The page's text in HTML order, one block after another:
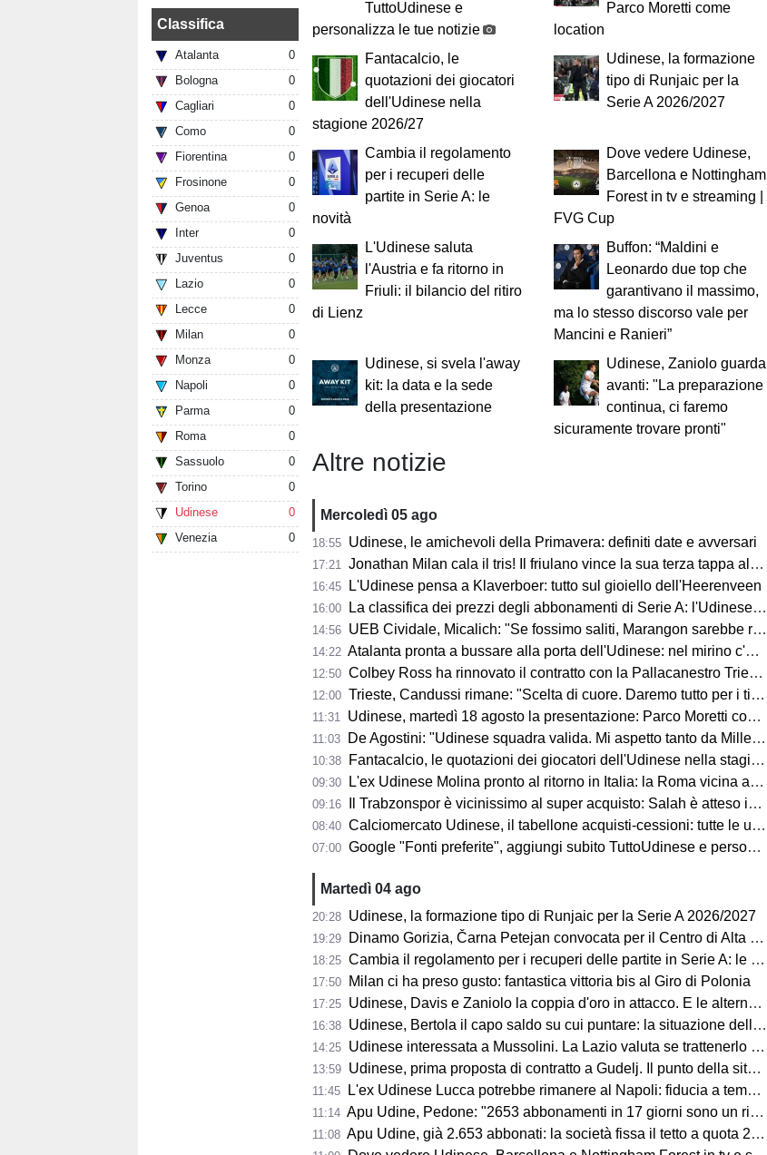
Classifica
Atalanta
0
Bologna
0
Cagliari
0
Como
0
Fiorentina
0
Frosinone
0
Genoa
0
Inter
0
Juventus
0
Lazio
0
Lecce
0
Milan
0
Monza
0
Napoli
0
Parma
0
Roma
0
Sassuolo
0
Torino
0
Udinese
0
Venezia
0
TuttoUdinese e
personalizza le tue notizie
Parco Moretti come
location
Fantacalcio, le
quotazioni dei giocatori
dell'Udinese nella
stagione 2026/27
Udinese, la formazione
tipo di Runjaic per la
Serie A 2026/2027
Cambia il regolamento
per i recuperi delle
partite in Serie A: le
novità
Dove vedere Udinese,
Barcellona e Nottingham
Forest in tv e streaming |
FVG Cup
L'Udinese saluta
l'Austria e fa ritorno in
Friuli: il bilancio del ritiro
di Lienz
Buffon: “Maldini e
Leonardo due top che
garantivano il massimo,
ma lo stesso discorso vale per
Mancini e Ranieri”
Udinese, si svela l'away
kit: la data e la sede
della presentazione
Udinese, Zaniolo guarda
avanti: "La preparazione
continua, ci faremo
sicuramente trovare pronti"
Altre notizie
Mercoledì 05 ago
18:55 Udinese, le amichevoli della Primavera: definiti date e avversari
17:21 Jonathan Milan cala il tris! Il friulano vince la sua terza tappa al Tour de Pologne
16:45 L'Udinese pensa a Klaverboer: tutto sul gioiello dell'Heerenveen
16:00 La classifica dei prezzi degli abbonamenti di Serie A: l'Udinese vanta un primato
14:56 UEB Cividale, Micalich: "Se fossimo saliti, Marangon sarebbe rimasto e avrei fatto giocare gli italiani"
14:22 Atalanta pronta a bussare alla porta dell'Udinese: nel mirino c'è Kristensen
12:50 Colbey Ross ha rinnovato il contratto con la Pallacanestro Trieste
12:00 Trieste, Candussi rimane: "Scelta di cuore. Daremo tutto per i tifosi"
11:31 Udinese, martedì 18 agosto la presentazione: Parco Moretti come location
11:03 De Agostini: "Udinese squadra valida. Mi aspetto tanto da Miller e Ekkelenkamp "
10:38 Fantacalcio, le quotazioni dei giocatori dell'Udinese nella stagione 2026/27
09:30 L'ex Udinese Molina pronto al ritorno in Italia: la Roma vicina all'acquisto
09:16 Il Trabzonspor è vicinissimo al super acquisto: Salah è atteso in Turchia
08:40 Calciomercato Udinese, il tabellone acquisti-cessioni: tutte le ufficialità
07:00 Google "Fonti preferite", aggiungi subito TuttoUdinese e personalizza le tue notizie
Martedì 04 ago
20:28 Udinese, la formazione tipo di Runjaic per la Serie A 2026/2027
19:29 Dinamo Gorizia, Čarna Petejan convocata per il Centro di Alta Specializzazione del Comitato Regionale Fvg
18:25 Cambia il regolamento per i recuperi delle partite in Serie A: le novità
17:50 Milan ci ha preso gusto: fantastica vittoria bis al Giro di Polonia
17:25 Udinese, Davis e Zaniolo la coppia d'oro in attacco. E le alternative?
16:38 Udinese, Bertola il capo saldo su cui puntare: la situazione della difesa
14:25 Udinese interessata a Mussolini. La Lazio valuta se trattenerlo o cederlo
13:59 Udinese, prima proposta di contratto a Gudelj. Il punto della situazione
11:45 L'ex Udinese Lucca potrebbe rimanere al Napoli: fiducia a tempo della società
11:14 Apu Udine, Pedone: "2653 abbonamenti in 17 giorni sono un risultato straordinario"
11:08 Apu Udine, già 2.653 abbonati: la società fissa il tetto a quota 2.800 per garantire posti anche ai tifosi non abbonati